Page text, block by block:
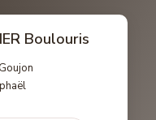
Boulouris